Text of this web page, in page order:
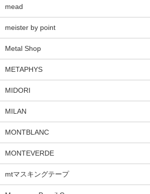
mead
meister by point
Metal Shop
METAPHYS
MIDORI
MILAN
MONTBLANC
MONTEVERDE
mtマスキングテープ